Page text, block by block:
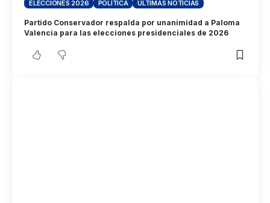
ELECCIONES 2026 POLÍTICA ÚLTIMAS NOTICIAS
Partido Conservador respalda por unanimidad a Paloma
Valencia para las elecciones presidenciales de 2026